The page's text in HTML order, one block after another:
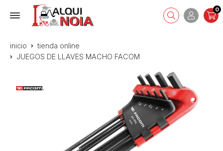
0
inicio
tienda online
JUEGOS DE LLAVES MACHO FACOM